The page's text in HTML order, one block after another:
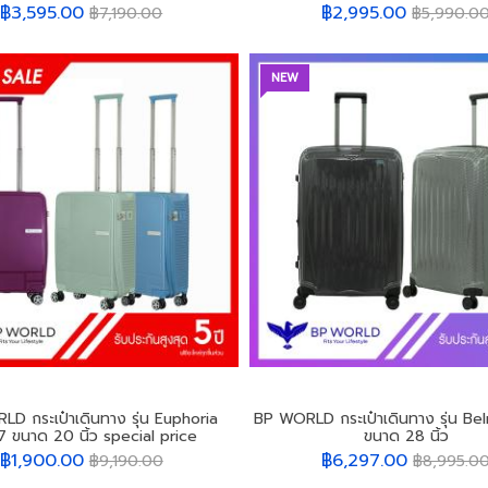
฿3,595.00 ฿7,190.00 ฿2,995.00 ฿
กระเป๋าเดินทาง รุ่น Euphoria
ขนาด 20 นิ้ว special price
฿1,900.00 ฿9,190.00
NEW
BP WORLD กระเป๋าเดินทาง รุ่น
ขนาด 28 นิ้ว
฿6,297.00 ฿